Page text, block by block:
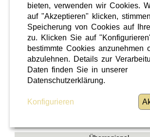
bieten, verwenden wir Cookies.
auf "Akzeptieren" klicken,
Speicherung von Cookies auf
zu. Klicken Sie auf
bestimmte Cookies anzunehmen
abzulehnen. Details zur
Daten finden Sie in unserer
Datenschutzerklärung.
Konfigurieren